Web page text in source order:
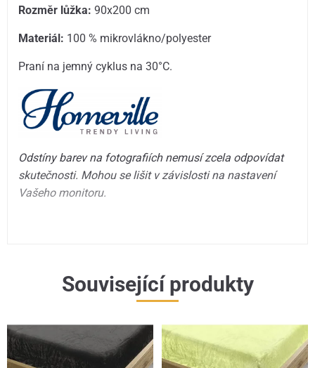
Rozměr lůžka:90x200 cm
Materiál: 100 % mikrovlákno/polyester
Praní na jemný cyklus na 30°C.
Odstíny barev na fotografiích nemusí zcela odpovídat
skutečnosti. Mohou se lišit v závislosti na nastavení
Vašeho monitoru.
Související produkty